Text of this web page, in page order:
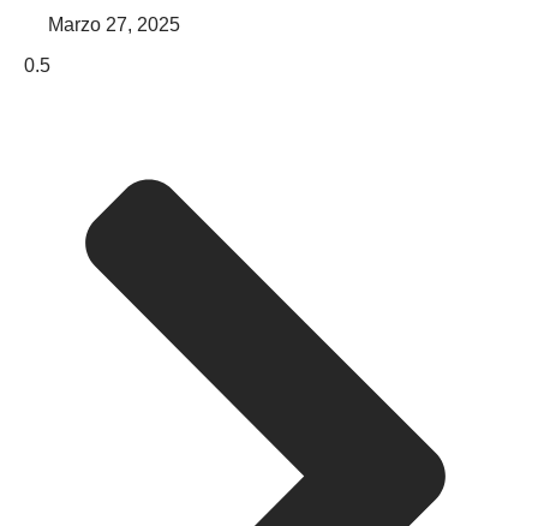
Marzo 27, 2025